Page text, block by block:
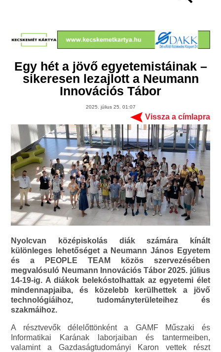
Egy hét a jövő egyetemistáinak –
sikeresen lezajlott a Neumann
Innovációs Tábor
2025. július 25. 01:07
Vissza a címlapra
Nyolcvan középiskolás diák számára kínált
különleges lehetőséget a Neumann János Egyetem
és a PEOPLE TEAM közös szervezésében
megvalósuló Neumann Innovációs Tábor 2025. július
14-19-ig. A diákok belekóstolhattak az egyetemi élet
mindennapjaiba, és közelebb kerülhettek a jövő
technológiáihoz, tudományterületeihez és
szakmáihoz.
A résztvevők délelőttönként a GAMF Műszaki és
Informatikai Karának laborjaiban és tantermeiben,
valamint a Gazdaságtudományi Karon vettek részt